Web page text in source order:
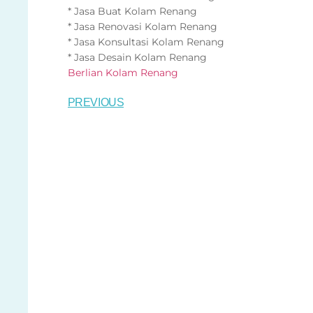
* Jasa Buat Kolam Renang
* Jasa Renovasi Kolam Renang
* Jasa Konsultasi Kolam Renang
* Jasa Desain Kolam Renang
Berlian Kolam Renang
PREVIOUS